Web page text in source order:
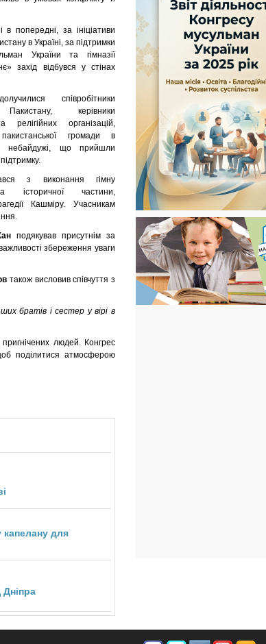
в попередні, за ініціативи
в Україні, за підтримки
України та гімназії
захід відбувся у стінах
співробітники
керівники
релігійних організацій,
громади в
небайдужі, що прийшли
з виконання гімну
історичної частини,
Кашміру. Учасникам
подякував присутнім за
збереження уваги
також висловив співчуття з
братів і сестер у вірі в
людей. Конгрес
поділитися атмосферою
капелану для